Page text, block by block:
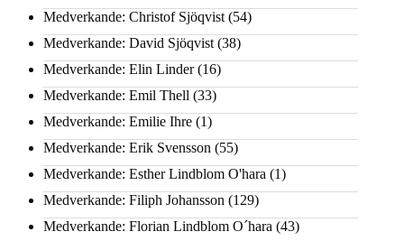
Medverkande: Christof Sjöqvist (54)
Medverkande: David Sjöqvist (38)
Medverkande: Elin Linder(16)
Medverkande: Emil Thell (33)
Medverkande: Emilie Ihre (1)
Medverkande: Erik Svensson (55)
Medverkande: Esther Lindblom O'hara (1)
Medverkande: Filiph Johansson (129)
Medverkande: Florian Lindblom O´hara (43)